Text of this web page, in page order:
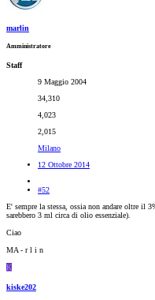
marlin
Amministratore
Staff
9 Maggio 2004
34,310
4,023
2,015
Milano
12 Ottobre 2014
#52
E' sempre la stessa, ossia non andare oltre il
sarebbero 3 ml circa di olio essenziale).
Ciao
MA - r l i n
K
kiske202